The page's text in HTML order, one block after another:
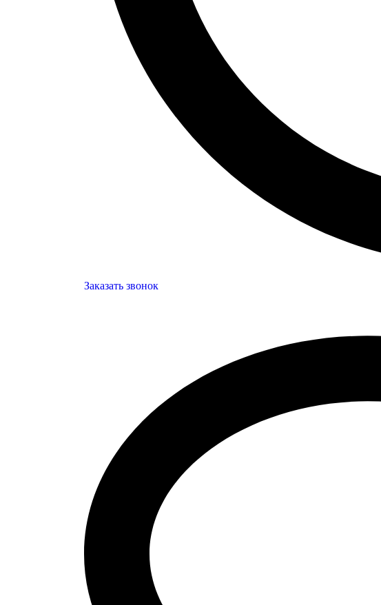
Заказать звонок